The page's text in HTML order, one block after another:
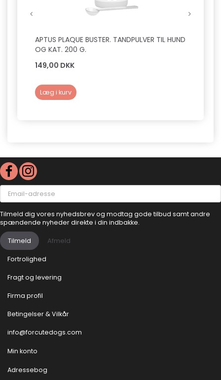
APTUS PLAQUE BUSTER. TANDPULVER TIL HUND
OG KAT. 200 G.
149,00 DKK
Læg i kurv
Email-
adresse
Tilmeld dig vores nyhedsbrev og modtag gode tilbud samt andre
spændende nyheder direkte i din indbakke.
Tilmeld Afmeld
Fortrolighed
Fragt og levering
Firma profil
Betingelser & Vilkår
info@forcutedogs.com
Min konto
Adressebog